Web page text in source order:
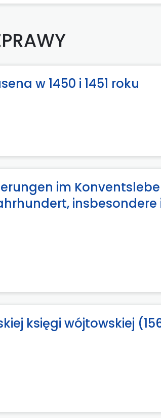
w 1450 i 1451 roku
im
insbesondere
księgi wójtowskiej